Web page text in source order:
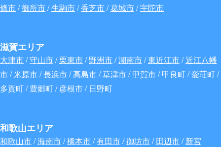
條市/御所市/生駒市/香芝市/葛城市/宇陀市
滋賀エリア
大津市/守山市/栗東市/野洲市/湖南市/東近江市/近江八幡
市/米原市/長浜市/高島市/草津市/甲賀市/ 甲良町 / 愛荘町 /
多賀町 / 豊郷町 / 彦根市 / 日野町
和歌山エリア
和歌山市/海南市/橋本市/有田市/御坊市/田辺市/新宮